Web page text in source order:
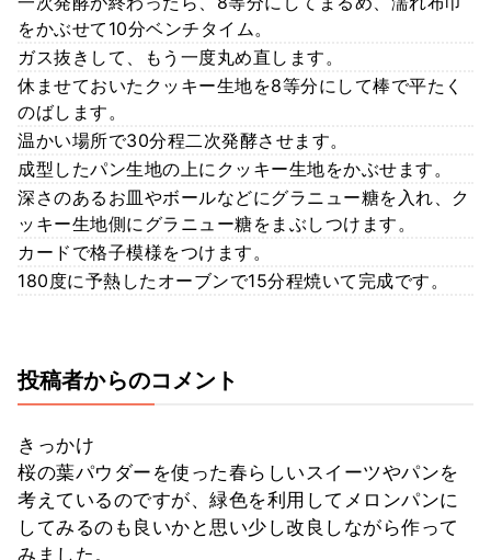
をかぶせて10分ベンチタイム。
ガス抜きして、もう一度丸め直します。
休ませておいたクッキー生地を8等分にして棒で平たく
のばします。
温かい場所で30分程二次発酵させます。
成型したパン生地の上にクッキー生地をかぶせます。
深さのあるお皿やボールなどにグラニュー糖を入れ、ク
ッキー生地側にグラニュー糖をまぶしつけます。
カードで格子模様をつけます。
180度に予熱したオーブンで15分程焼いて完成です。
投稿者からのコメント
きっかけ
桜の葉パウダーを使った春らしいスイーツやパンを
考えているのですが、緑色を利用してメロンパンに
してみるのも良いかと思い少し改良しながら作って
みました。